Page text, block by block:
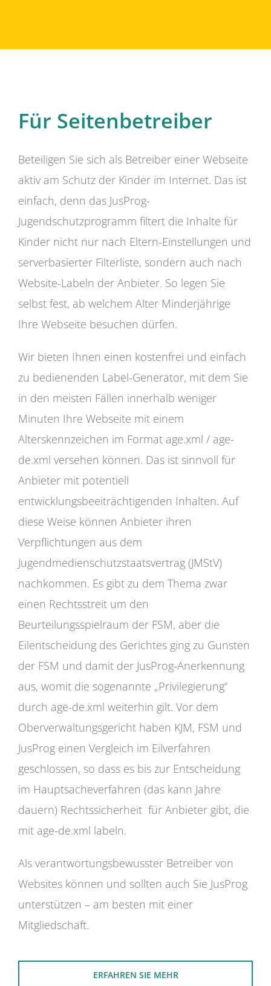
Für Seitenbetreiber
Beteiligen Sie sich als Betreiber einer Webseite
aktiv am Schutz der Kinder im Internet. Das ist
einfach, denn das JusProg-
Jugendschutzprogramm filtert die Inhalte für
Kinder nicht nur nach Eltern-Einstellungen und
serverbasierter Filterliste, sondern auch nach
Website-Labeln der Anbieter. So legen Sie
selbst fest, ab welchem Alter Minderjährige
Ihre Webseite besuchen dürfen.
Wir bieten Ihnen einen kostenfrei und einfach
zu bedienenden Label-Generator, mit dem Sie
in den meisten Fällen innerhalb weniger
Minuten Ihre Webseite mit einem
Alterskennzeichen im Format age.xml / age-
de.xml versehen können. Das ist sinnvoll für
Anbieter mit potentiell
entwicklungsbeeiträchtigenden Inhalten. Auf
diese Weise können Anbieter ihren
Verpflichtungen aus dem
Jugendmedienschutzstaatsvertrag (JMStV)
nachkommen. Es gibt zu dem Thema zwar
einen Rechtsstreit um den
Beurteilungsspielraum der FSM, aber die
Eilentscheidung des Gerichtes ging zu Gunsten
der FSM und damit der JusProg-Anerkennung
aus, womit die sogenannte „Privilegierung“
durch age-de.xml weiterhin gilt. Vor dem
Oberverwaltungsgericht haben KJM, FSM und
JusProg einen Vergleich im Eilverfahren
geschlossen, so dass es bis zur Entscheidung
im Hauptsacheverfahren (das kann Jahre
dauern) Rechtssicherheit für Anbieter gibt, die
mit age-de.xml labeln.
Als verantwortungsbewusster Betreiber von
Websites können und sollten auch Sie JusProg
unterstützen – am besten mit einer
Mitgliedschaft.
ERFAHREN SIE MEHR